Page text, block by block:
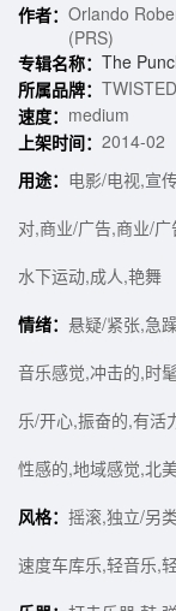
作者： Orlando
(PRS)
专辑名称： The
所属品牌：
速度： medium
上架时间： 2014-02
用途： 电影/电视,宣
对,商业/广告,商业/
水下运动,成人,艳舞
情绪： 悬疑/紧张,急
音乐感觉,冲击的,时
乐/开心,振奋的,有活
性感的,地域感觉,北
风格： 摇滚,独立/另
速度车库乐,轻音乐,